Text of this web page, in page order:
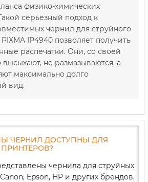
физико-химических
серьезный подход к
чернил для струйного
IP4940 позволяет получить
распечатки. Они, со своей
не размазываются, а
максимально долго
вид.
ЧЕРНИЛ ДОСТУПНЫ ДЛЯ
чернила для струйных
Epson, HP и других брендов,